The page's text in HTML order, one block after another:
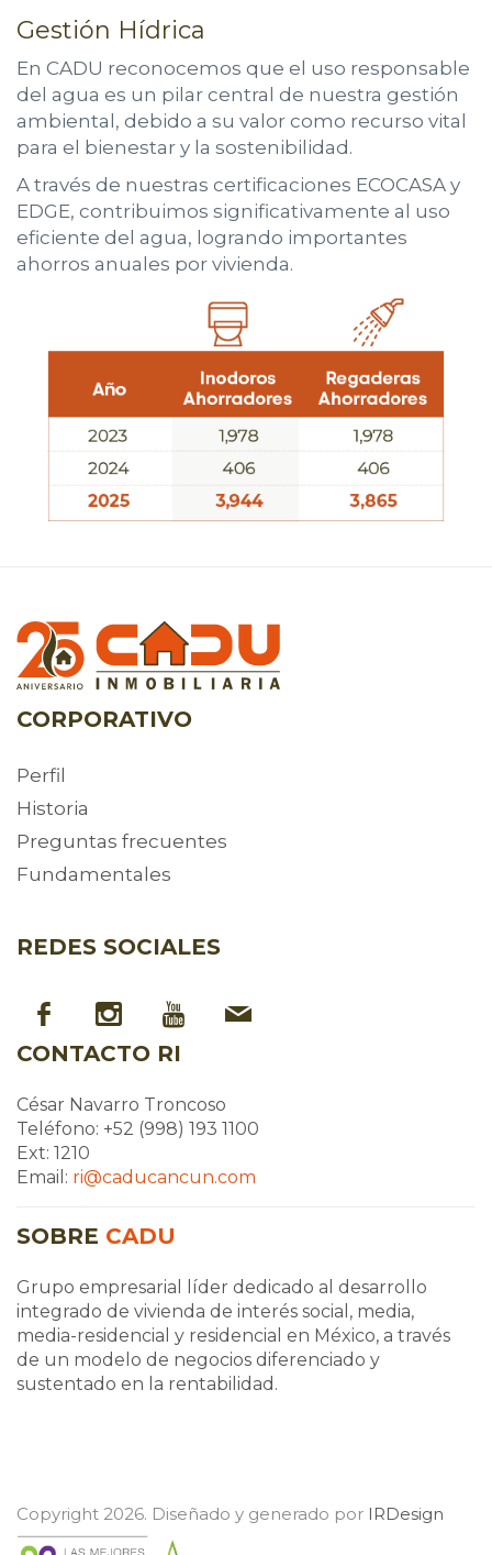
Gestión Hídrica
En CADU reconocemos que el uso responsable
del agua es un pilar central de nuestra gestión
ambiental, debido a su valor como recurso vital
para el bienestar y la sostenibilidad.
A través de nuestras certificaciones ECOCASA y
EDGE, contribuimos significativamente al uso
eficiente del agua, logrando importantes
ahorros anuales por vivienda.
CORPORATIVO
Perfil
Historia
Preguntas frecuentes
Fundamentales
REDES SOCIALES
CONTACTO RI
César Navarro Troncoso
Teléfono: +52 (998) 193 1100
Ext: 1210
Email: ri@caducancun.com
SOBRE CADU
Grupo empresarial líder dedicado al desarrollo
integrado de vivienda de interés social, media,
media-residencial y residencial en México, a través
de un modelo de negocios diferenciado y
sustentado en la rentabilidad.
Copyright 2026. Diseñado y generado por IRDesign